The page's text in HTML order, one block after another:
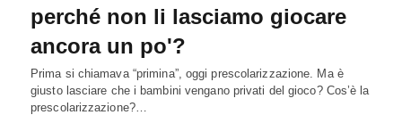
perché non li lasciamo giocare
ancora un po'?
Prima si chiamava “primina”, oggi prescolarizzazione. Ma è
giusto lasciare che i bambini vengano privati del gioco? Cos’è la
prescolarizzazione?…